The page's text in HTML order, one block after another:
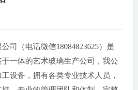
司（电话微信18084823625）是
一体的艺术玻璃生产公司，我公
设备，拥有各类专业技术人员，